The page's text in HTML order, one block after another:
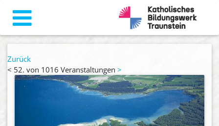
Zurück
< 52. von 1016 Veranstaltungen >